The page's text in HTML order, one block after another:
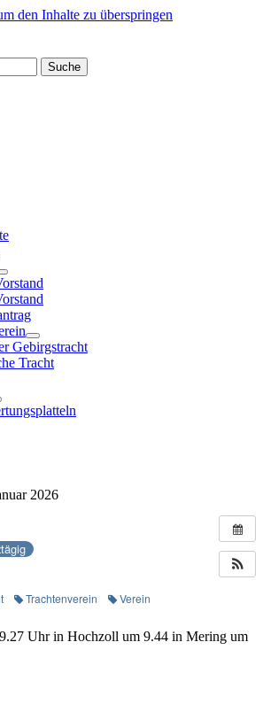
den Inhalte zu überspringen
Menü
öffnen
Menü
öffnen
Gebirgstracht
Tracht
2026
Trachtenverein Verein
Uhr in Hochzoll um 9.44 in Mering um